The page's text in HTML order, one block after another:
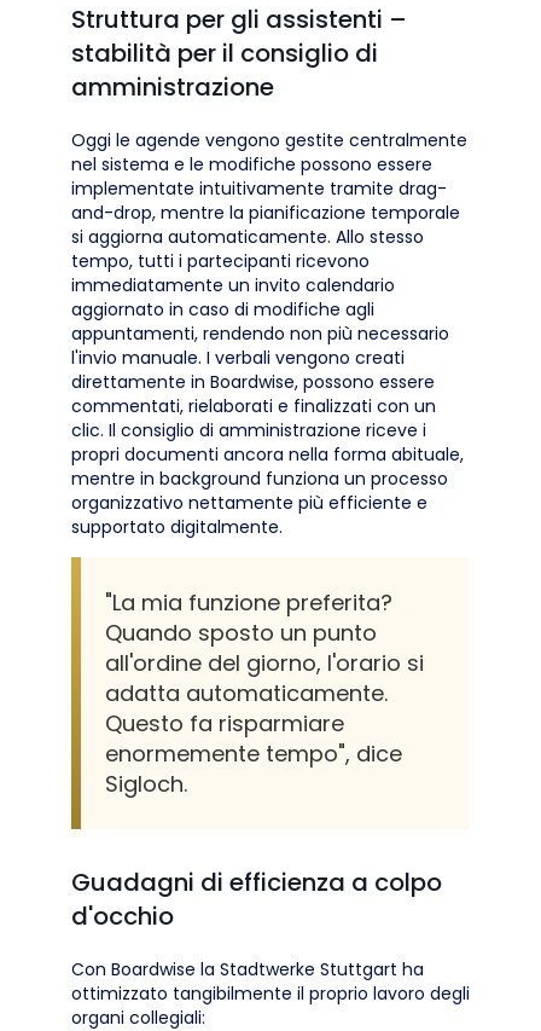
Struttura per gli assistenti –
stabilità per il consiglio di
amministrazione
Oggi le agende vengono gestite centralmente
nel sistema e le modifiche possono essere
implementate intuitivamente tramite drag-
and-drop, mentre la pianificazione temporale
si aggiorna automaticamente. Allo stesso
tempo, tutti i partecipanti ricevono
immediatamente un invito calendario
aggiornato in caso di modifiche agli
appuntamenti, rendendo non più necessario
l'invio manuale. I verbali vengono creati
direttamente in Boardwise, possono essere
commentati, rielaborati e finalizzati con un
clic. Il consiglio di amministrazione riceve i
propri documenti ancora nella forma abituale,
mentre in background funziona un processo
organizzativo nettamente più efficiente e
supportato digitalmente.
"La mia funzione preferita?
Quando sposto un punto
all'ordine del giorno, l'orario si
adatta automaticamente.
Questo fa risparmiare
enormemente tempo", dice
Sigloch.
Guadagni di efficienza a colpo
d'occhio
Con Boardwise la Stadtwerke Stuttgart ha
ottimizzato tangibilmente il proprio lavoro degli
organi collegiali: